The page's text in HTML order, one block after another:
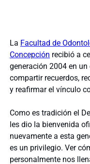
La Facultad de
Concepción recibió a
generación 2004 en
compartir recuerdos,
y reafirmar el vínculo
Como es tradición el
les dio la bienvenida
nuevamente a esta
es un privilegio. Ver
personalmente nos